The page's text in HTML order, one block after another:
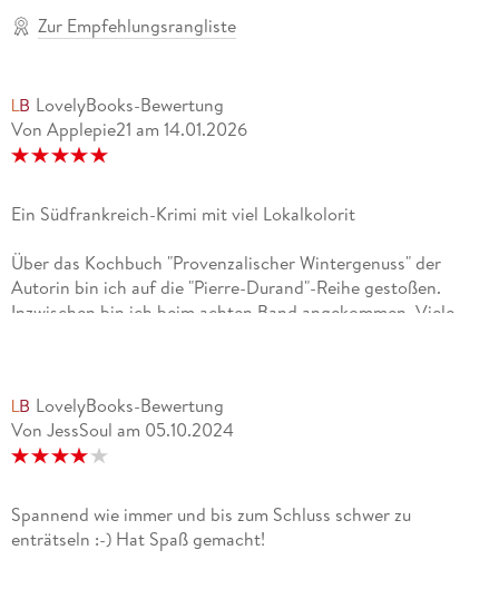
Zur Empfehlungsrangliste
LovelyBooks-Bewertung
Von Applepie21 am 14.01.2026
Ein Südfrankreich-Krimi mit viel Lokalkolorit
Über das Kochbuch "Provenzalischer Wintergenuss" der
Autorin bin ich auf die "Pierre-Durand"-Reihe gestoßen.
Inzwischen bin ich beim achten Band angekommen. Viele
kochbegeisterten Lebensgefährtin Charlotte Berg und dem
fiktiven Dorf St. Valerie ein äußerst authentisches Umfeld für
ihre Kriminalfälle geschaffen.Bei aller Spannung kommt die
Rezepte, die zum Nachkochen verlocken. Ich habe auch
diesen Band sehr genossen und freue mich auf die
Folgebände. Auch wenn es nett ist, alte Bekannte zu treffen,
LovelyBooks-Bewertung
Von JessSoul am 05.10.2024
Spannend wie immer und bis zum Schluss schwer zu
enträtseln :-) Hat Spaß gemacht!